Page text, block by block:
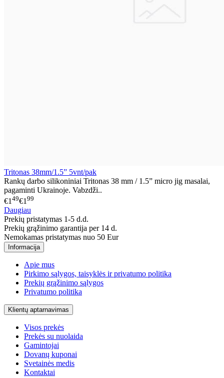
Tritonas 38mm/1.5” 5vnt/pak
Rankų darbo silikoniniai Tritonas 38 mm / 1.5” micro jig masalai,
pagaminti Ukrainoje. Vabzdži..
€149€199
Daugiau
Prekių pristatymas 1-5 d.d.
Prekių grąžinimo garantija per 14 d.
Nemokamas pristatymas nuo 50 Eur
Informacija
Apie mus
Pirkimo sąlygos, taisyklės ir privatumo politika
Prekių grąžinimo sąlygos
Privatumo politika
Klientų aptarnavimas
Visos prekės
Prekės su nuolaida
Gamintojai
Dovanų kuponai
Svetainės medis
Kontaktai